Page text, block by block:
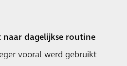
naar dagelijkse routine
vooral werd gebruikt